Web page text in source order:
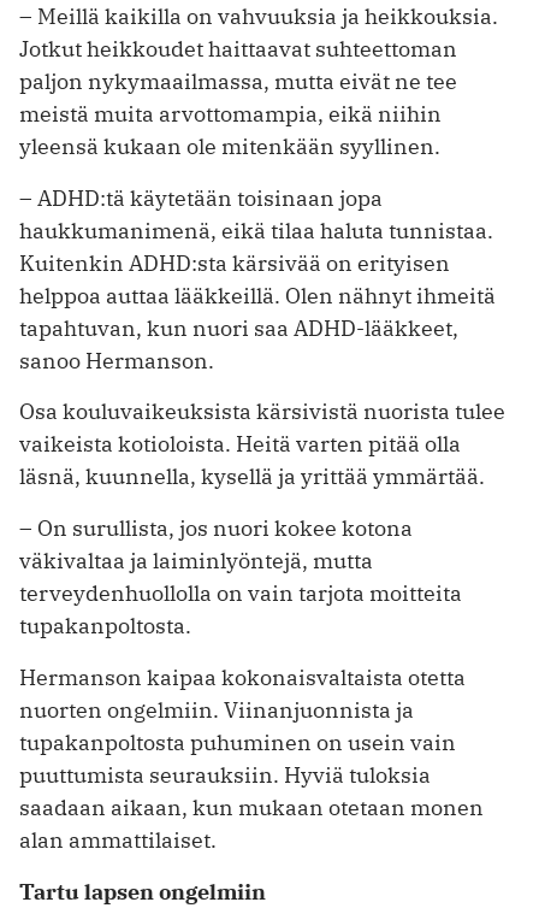
– Meillä kaikilla on vahvuuksia ja heikkouksia.
Jotkut heikkoudet haittaavat suhteettoman
paljon nykymaailmassa, mutta eivät ne tee
meistä muita ­arvottomampia, eikä niihin
yleensä kukaan ole mitenkään syyllinen.
– ADHD:tä käytetään toisinaan jopa
haukkumanimenä, eikä tilaa haluta ­tunnistaa.
Kuitenkin ADHD:sta kärsivää on erityisen
helppoa auttaa lääkkeillä. Olen nähnyt ihmeitä
tapahtuvan, kun nuori saa ADHD-lääkkeet,
sanoo Hermanson.
Osa kouluvaikeuksista kärsivistä nuorista tulee
vaikeista kotioloista. Heitä varten pitää olla
läsnä, kuunnella, kysellä ja yrittää ymmärtää.
– On surullista, jos nuori kokee kotona
väkivaltaa ja laiminlyöntejä, mutta
terveydenhuollolla on vain tarjota moitteita
tupakanpoltosta.
Hermanson kaipaa kokonaisvaltaista otetta
nuorten ongelmiin. Viinanjuonnista ja
tupakanpoltosta puhuminen on usein vain
puuttumista seurauksiin. Hyviä tuloksia
saadaan aikaan, kun mukaan otetaan monen
alan ammattilaiset.
Tartu lapsen ongelmiin